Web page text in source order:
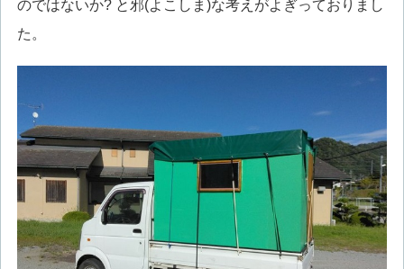
のではないか? と邪(よこしま)な考えがよぎっておりまし
た。